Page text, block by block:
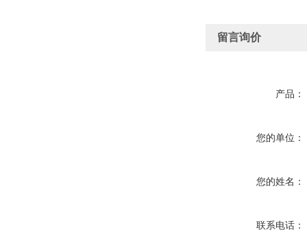
留言询价
产品：
您的单位：
您的姓名：
联系电话：